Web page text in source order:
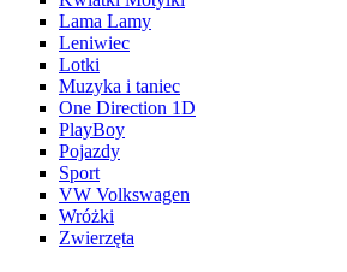
Lama Lamy
Leniwiec
Lotki
Muzyka i taniec
One Direction 1D
PlayBoy
Pojazdy
Sport
VW Volkswagen
Wróżki
Zwierzęta